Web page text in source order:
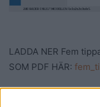
LADDA NER Fem
SOM PDF HÄR: